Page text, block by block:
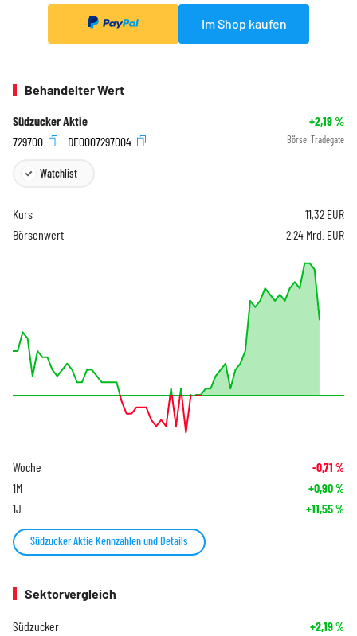
Im Shop kaufen
Behandelter Wert
Südzucker Aktie +2,19%
729700
DE0007297004 Börse: Tradegate
Watchlist
Kurs 11,32 EUR
Börsenwert
2,24 Mrd. EUR
Woche -0,71 %
1M +0,90%
1J +11,55%
Südzucker Aktie Kennzahlen und Details
Sektorvergleich
Südzucker +2,19%